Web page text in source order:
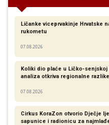
Ličanke viceprvakinje Hrvatske
rukometu
07.08.2026
Koliki dio plaće u Ličko-
analiza otkriva regionalne razlike​
07.08.2026
Cirkus KoraZon otvorio Dječje
sapunice i radionicu za